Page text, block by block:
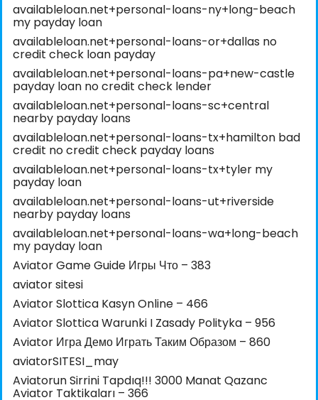
availableloan.net+personal-loans-ny+long-beach
my payday loan
availableloan.net+personal-loans-or+dallas no
credit check loan payday
availableloan.net+personal-loans-pa+new-castle
payday loan no credit check lender
availableloan.net+personal-loans-sc+central
nearby payday loans
availableloan.net+personal-loans-tx+hamilton bad
credit no credit check payday loans
availableloan.net+personal-loans-tx+tyler my
payday loan
availableloan.net+personal-loans-ut+riverside
nearby payday loans
availableloan.net+personal-loans-wa+long-beach
my payday loan
Aviator Game Guide Игры Что – 383
aviator sitesi
Aviator Slottica Kasyn Online – 466
Aviator Slottica Warunki I Zasady Polityka – 956
Aviator Игра Демо Играть Таким Образом – 860
aviatorSITESI_may
Aviatorun Sirrini Tapdıq!!! 3000 Manat Qazanc
Aviator Taktikaları – 366